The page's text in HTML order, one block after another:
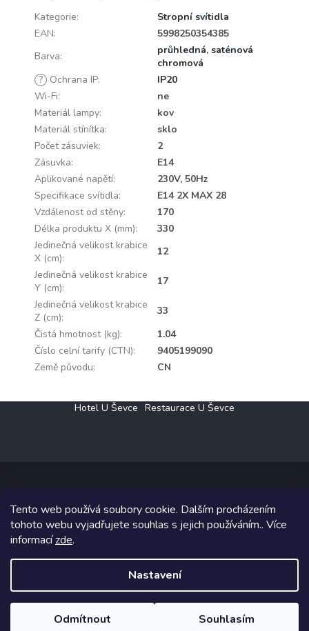
Tento web používá soubory cookie. Dalším procházením
tohoto webu vyjadřujete souhlas s jejich používáním.. Více
informacízde.
Nastavení
Odmítnout Souhlasím
Kategorie:
Stropní svítidla
EAN:
5998250354385
Barva: průhledná, saténová
chromová
? Ochrana IP:
IP20
Wi-Fi:
ne
Materiál lampy:
kov
Materiál stínítka:
sklo
Počet zásuviek:
2
Zásuvka:
E14
Aplikované napětí:
230V, 50Hz
Specifikace svítidla:
E14 2X MAX 28
Vzdálenost od stěny:
170
Délka produktu X (mm):
330
Jedinečná velikost krabice
X (cm):
12
Jedinečná velikost krabice
Y (cm):
17
Jedinečná velikost krabice
Z (cm):
33
Čistá hmotnost (kg):
1.04
Číslo celní tarify (CTN):
9405199090
Země původu: CN
Hotel U Ševce Restaurace U Ševce
Copyright 2026Elektro Klesný s.r.o.. Všechna práva vyhrazena.
Grafický návrh vytvořil a na Shoptet implementoval
Shoptetak.cz.
Vytvořil Shoptet